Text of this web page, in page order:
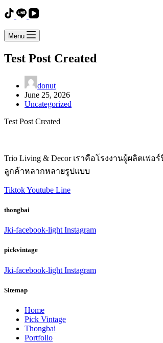
Menu
Test Post Created
donut
June 25, 2026
Uncategorized
Test Post Created
Trio Living & Decor เราคือโรงงานผู้ผลิต
ลูกค้าหลากหลายรูปแบบ
TiktokYoutube Line
thongbai
Jki-facebook-light Instagram
pickvintage
Jki-facebook-light Instagram
Sitemap
Home
Pick Vintage
Thongbai
Portfolio